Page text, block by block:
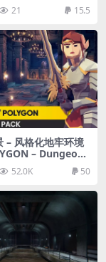
21 15.5
– 风格化地牢环境
– Dungeons
52.0K 50